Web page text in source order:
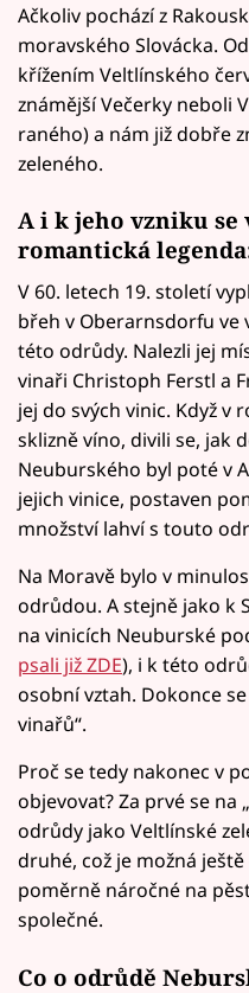
Ačkoliv pochází z
moravského Slovácka.
křížením Veltlínského
známější Večerky neboli
raného) a nám již dobře
zeleného.
A i k jeho vzniku se
romantická
V 60. letech 19. století
břeh v Oberarnsdorfu ve
této odrůdy. Nalezli jej
vinaři Christoph Ferstl a
jej do svých vinic. Když v
sklizně víno, divili se, jak
Neuburského byl poté v
jejich vinice, postaven
množství lahví s touto
Na Moravě bylo v
odrůdou. A stejně jako k
na vinicích Neuburské
psali již ZDE), i k této
osobní vztah. Dokonce
vinařů“.
Proč se tedy nakonec v
objevovat? Za prvé se na
odrůdy jako Veltlínské
druhé, což je možná
poměrně náročné na
společné.
Co o odrůdě